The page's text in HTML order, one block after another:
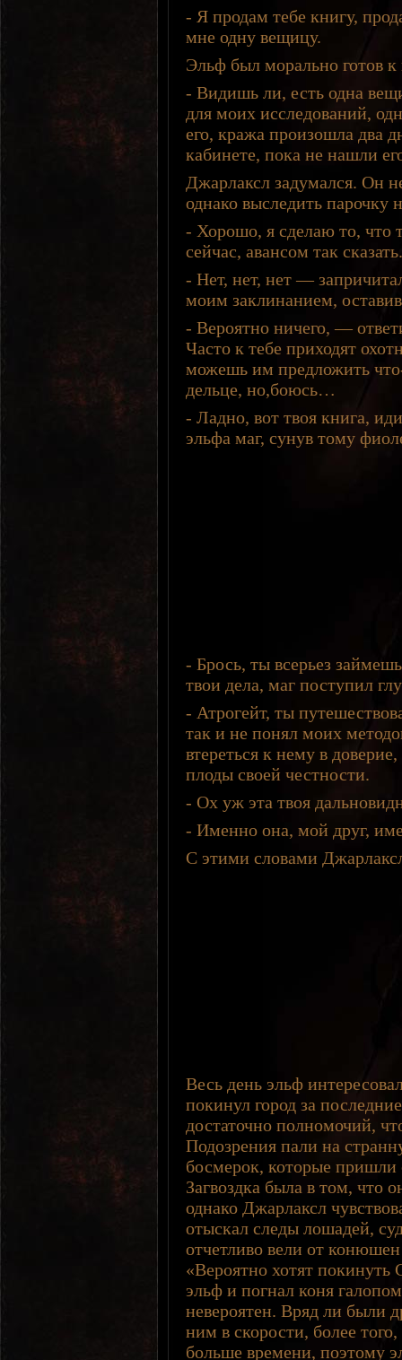
- Я продам тебе книгу,
мне одну вещицу.
Эльф был морально готов
- Видишь ли, есть одна
для моих исследований,
его, кража произошла два
кабинете, пока не нашли
Джарлаксл задумался. Он
однако выследить парочку
- Хорошо, я сделаю то, что
сейчас, авансом так сказать.
- Нет, нет, нет —
моим заклинанием,
- Вероятно ничего, —
Часто к тебе приходят
можешь им предложить
дельце, но,боюсь…
- Ладно, вот твоя книга,
эльфа маг, сунув тому
- Брось, ты всерьез
твои дела, маг поступил
- Атрогейт, ты
так и не понял моих
втереться к нему в
плоды своей честности.
- Ох уж эта твоя
- Именно она, мой друг,
С этими словами
Весь день эльф
покинул город за
достаточно полномочий,
Подозрения пали на
босмерок, которые пришли
Загвоздка была в том, что
однако Джарлаксл
отыскал следы лошадей,
отчетливо вели от
«Вероятно хотят
эльф и погнал коня
невероятен. Вряд ли были
ним в скорости, более того,
больше времени, поэтому